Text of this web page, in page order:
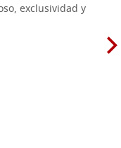
exclusividad y